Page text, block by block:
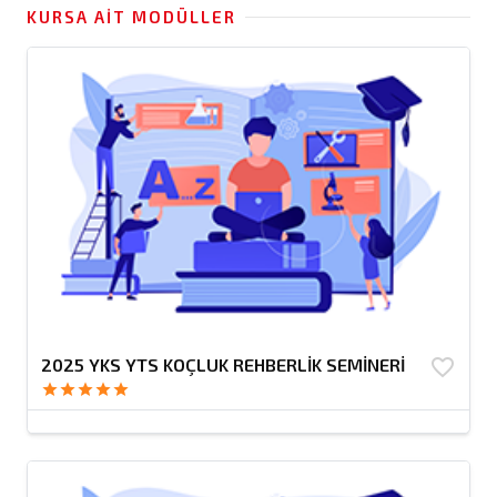
KURSA AIT MODÜLLER
2025 YKS YTS KOÇLUK REHBERLİK SEMİNERİ favorite_border
starstarstarstarstar